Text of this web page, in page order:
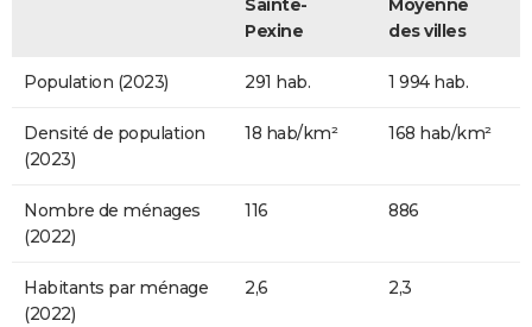
Sainte-
Pexine
Moyenne
des villes
Population (2023) 291 hab. 1 994 hab.
Densité de population
(2023)
18 hab/km² 168 hab/km²
Nombre de ménages
(2022)
116 886
Habitants par ménage
(2022)
2,6 2,3